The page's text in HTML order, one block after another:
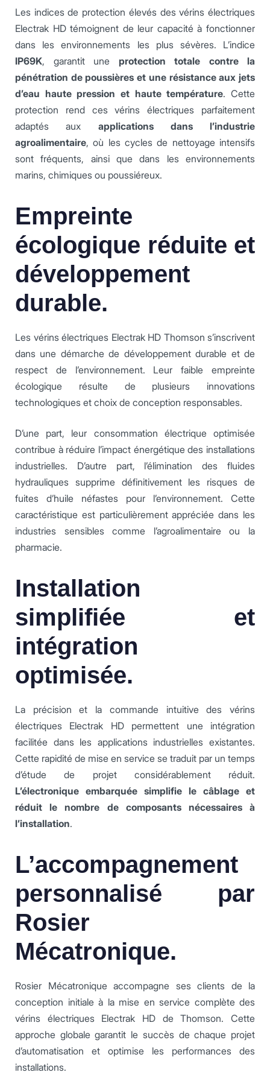
Les indices de protection élevés des vérins électriques
Electrak HD témoignent de leur capacité à fonctionner
dans les environnements les plus sévères. L’indice
IP69K, garantit une protection totale contre la
pénétration de poussières et une résistance aux jets
d’eau haute pression et haute température. Cette
protection rend ces vérins électriques parfaitement
adaptés aux applications dans l’industrie
agroalimentaire, où les cycles de nettoyage intensifs
sont fréquents, ainsi que dans les environnements
marins, chimiques ou poussiéreux.
Empreinte
écologique réduite et
développement
durable.
Les vérins électriques Electrak HD Thomson s’inscrivent
dans une démarche de développement durable et de
respect de l’environnement. Leur faible empreinte
écologique résulte de plusieurs innovations
technologiques et choix de conception responsables.
D’une part, leur consommation électrique optimisée
contribue à réduire l’impact énergétique des installations
industrielles. D’autre part, l’élimination des fluides
hydrauliques supprime définitivement les risques de
fuites d’huile néfastes pour l’environnement. Cette
caractéristique est particulièrement appréciée dans les
industries sensibles comme l’agroalimentaire ou la
pharmacie.
Installation
simplifiée et
intégration
optimisée.
La précision et la commande intuitive des vérins
électriques Electrak HD permettent une intégration
facilitée dans les applications industrielles existantes.
Cette rapidité de mise en service se traduit par un temps
d’étude de projet considérablement réduit.
L’électronique embarquée simplifie le câblage et
réduit le nombre de composants nécessaires à
l’installation.
L’accompagnement
personnalisé par
Rosier
Mécatronique.
Rosier Mécatronique accompagne ses clients de la
conception initiale à la mise en service complète des
vérins électriques Electrak HD de Thomson. Cette
approche globale garantit le succès de chaque projet
d’automatisation et optimise les performances des
installations.